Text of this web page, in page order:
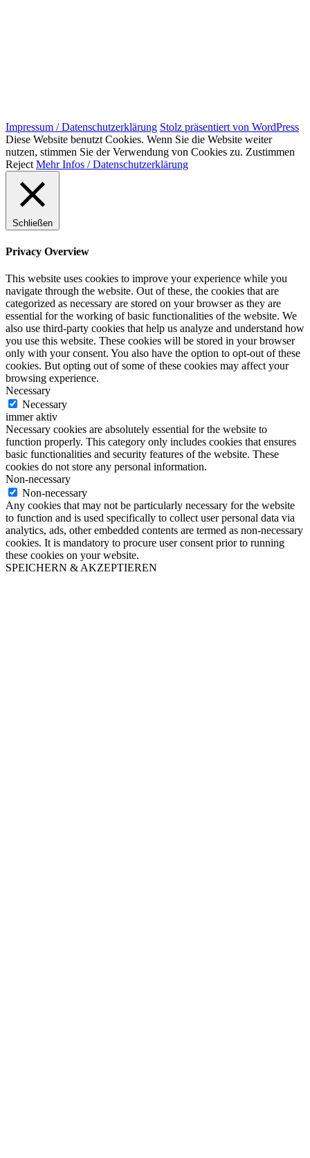
Impressum / Datenschutzerklärung Stolz präsentiert von WordPress
Diese Website benutzt Cookies. Wenn Sie die Website weiter
nutzen, stimmen Sie der Verwendung von Cookies zu. Zustimmen
Reject Mehr Infos / Datenschutzerklärung
Schließen
Privacy Overview
This website uses cookies to improve your experience while you
navigate through the website. Out of these, the cookies that are
categorized as necessary are stored on your browser as they are
essential for the working of basic functionalities of the website. We
also use third-party cookies that help us analyze and understand how
you use this website. These cookies will be stored in your browser
only with your consent. You also have the option to opt-out of these
cookies. But opting out of some of these cookies may affect your
browsing experience.
Necessary
Necessary
immer aktiv
Necessary cookies are absolutely essential for the website to
function properly. This category only includes cookies that ensures
basic functionalities and security features of the website. These
cookies do not store any personal information.
Non-necessary
Non-necessary
Any cookies that may not be particularly necessary for the website
to function and is used specifically to collect user personal data via
analytics, ads, other embedded contents are termed as non-necessary
cookies. It is mandatory to procure user consent prior to running
these cookies on your website.
SPEICHERN & AKZEPTIEREN